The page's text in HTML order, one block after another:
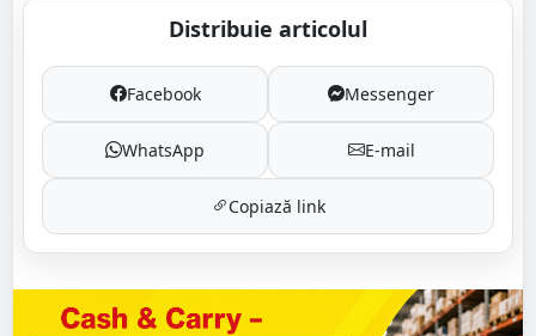
Distribuie articolul
Facebook Messenger
WhatsApp E-mail
Copiază link